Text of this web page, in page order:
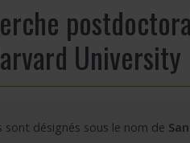
»
sociaux
et Bonnie Swaine
University
désignés sous le nom de